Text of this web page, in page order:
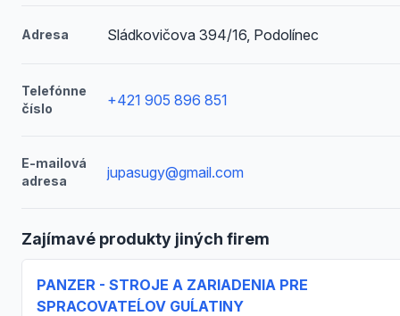
Adresa Sládkovičova 394/16, Podolínec
Telefónne
číslo
+421 905 896 851
E-mailová
adresa
jupasugy@gmail.com
Zajímavé produkty jiných firem
PANZER - STROJE A ZARIADENIA PRE
SPRACOVATEĹOV GUĹATINY